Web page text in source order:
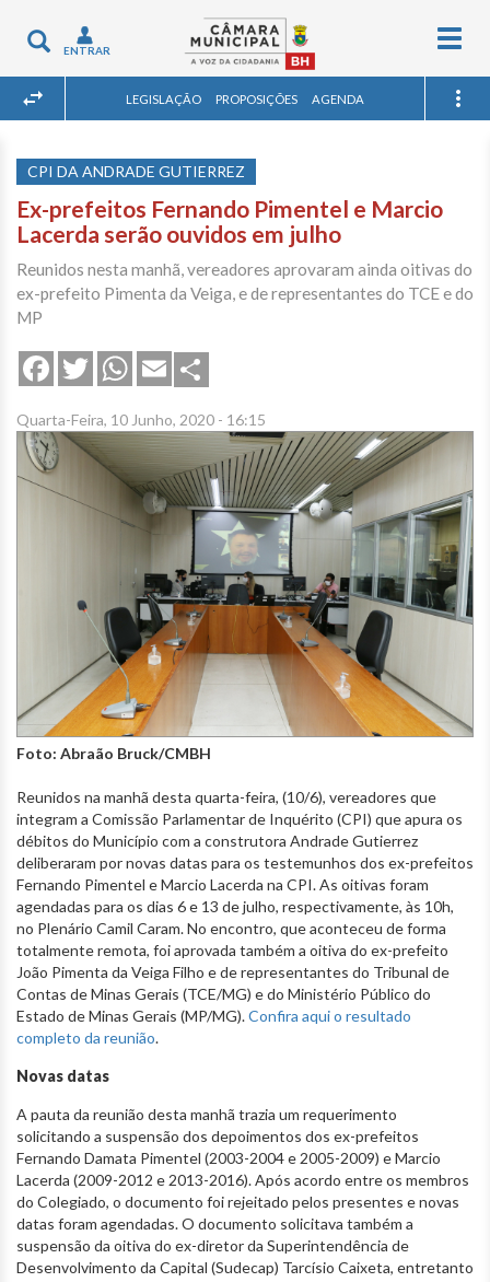
Toggle
navigation
ENTRAR
LEGISLAÇÃO PROPOSIÇÕES AGENDA
CPI DA ANDRADE GUTIERREZ
Ex-prefeitos Fernando Pimentel e Marcio
Lacerda serão ouvidos em julho
Reunidos nesta manhã, vereadores aprovaram ainda oitivas do
ex-prefeito Pimenta da Veiga, e de representantes do TCE e do
MP
FacebookTwitterWhatsApp
Email
Quarta-Feira, 10 Junho, 2020 - 16:15
Foto: Abraão Bruck/CMBH
Reunidos na manhã desta quarta-feira, (10/6), vereadores que
integram a Comissão Parlamentar de Inquérito (CPI) que apura os
débitos do Município com a construtora Andrade Gutierrez
deliberaram por novas datas para os testemunhos dos ex-prefeitos
Fernando Pimentel e Marcio Lacerda na CPI. As oitivas foram
agendadas para os dias 6 e 13 de julho, respectivamente, às 10h,
no Plenário Camil Caram. No encontro, que aconteceu de forma
totalmente remota, foi aprovada também a oitiva do ex-prefeito
João Pimenta da Veiga Filho e de representantes do Tribunal de
Contas de Minas Gerais (TCE/MG) e do Ministério Público do
Estado de Minas Gerais (MP/MG).Confira aqui o resultado
completo da reunião.
Novas datas
A pauta da reunião desta manhã trazia um requerimento
solicitando a suspensão dos depoimentos dos ex-prefeitos
Fernando Damata Pimentel (2003-2004 e 2005-2009) e Marcio
Lacerda (2009-2012 e 2013-2016). Após acordo entre os membros
do Colegiado, o documento foi rejeitado pelos presentes e novas
datas foram agendadas. O documento solicitava também a
suspensão da oitiva do ex-diretor da Superintendência de
Desenvolvimento da Capital (Sudecap) Tarcísio Caixeta, entretanto